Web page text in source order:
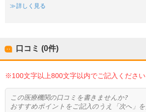
詳しく見る
口コミ (0件)
※100文字以上800文字以内でご記入ください